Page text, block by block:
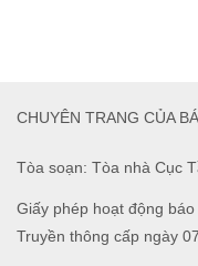
Tòa soạn: Tòa nhà Cục
Giấy phép hoạt động
Truyền thông cấp ngày
CHUYÊN TRANG CỦA